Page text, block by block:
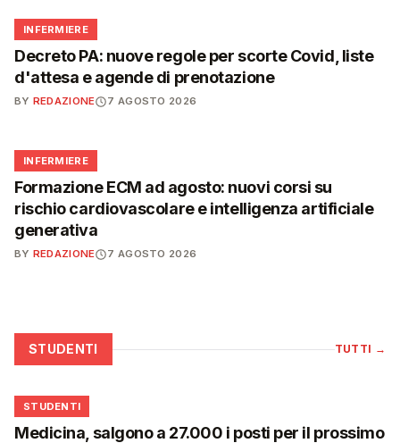
🩺
INFERMIERE
Decreto PA: nuove regole per scorte Covid, liste
d'attesa e agende di prenotazione
BY REDAZIONE 7 AGOSTO 2026
🩺
INFERMIERE
Formazione ECM ad agosto: nuovi corsi su
rischio cardiovascolare e intelligenza artificiale
generativa
BY REDAZIONE 7 AGOSTO 2026
STUDENTI TUTTI →
🎓
STUDENTI
Medicina, salgono a 27.000 i posti per il prossimo